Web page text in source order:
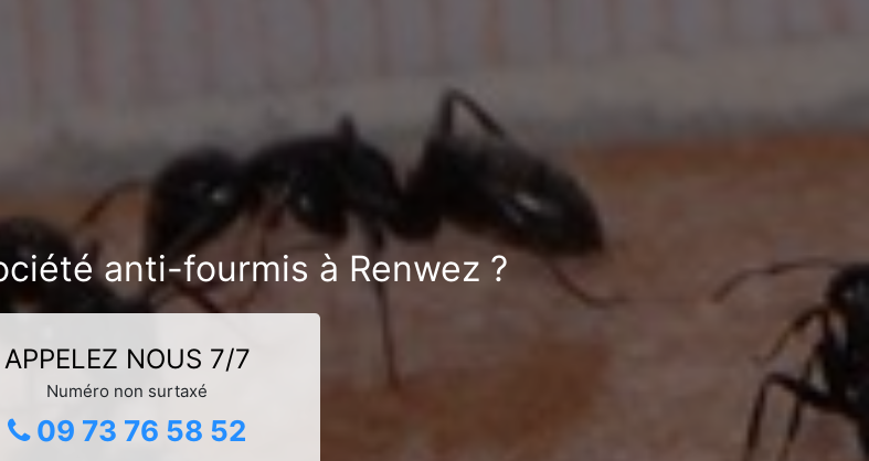
anti-fourmis à Renwez ?
APPELEZ NOUS 7/7
Numéro non surtaxé
09 73 76 58 52